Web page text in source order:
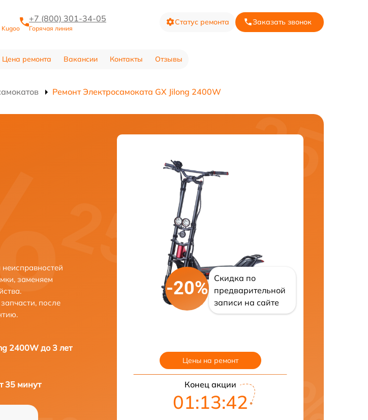
Kugoo
+7 (800) 301-34-05
Горячая линия
Статус ремонта Заказать звонок
Цена ремонта Вакансии Контакты Отзывы
Ремонт Электросамоката GX Jilong 2400W
заменяем
после
2400W до 3 лет
35 минут
-20%
Скидка по
предварительной
записи на сайте
Цены на ремонт
Конец акции
01:13:41